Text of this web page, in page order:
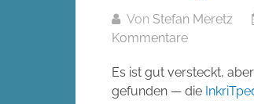
Von Stefan Meretz
Kommentare
Es ist gut versteckt,
gefunden — die